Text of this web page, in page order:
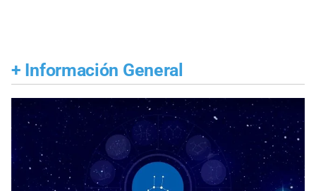
+ Información General